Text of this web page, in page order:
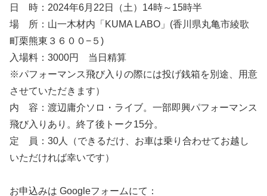
日 時：2024年6月22日（土）14時～15時半
場 所：山一木材内「KUMA LABO」(香川県丸亀市綾歌
町栗熊東３６００−５)
入場料：3000円 当日精算
※パフォーマンス飛び入りの際には投げ銭箱を別途、用意
させていただきます）
内 容：渡辺庸介ソロ・ライブ。一部即興パフォーマンス
飛び入りあり。終了後トーク15分。
定 員：30人（できるだけ、お車は乗り合わせてお越し
いただければ幸いです）
お申込みは Googleフォームにて：